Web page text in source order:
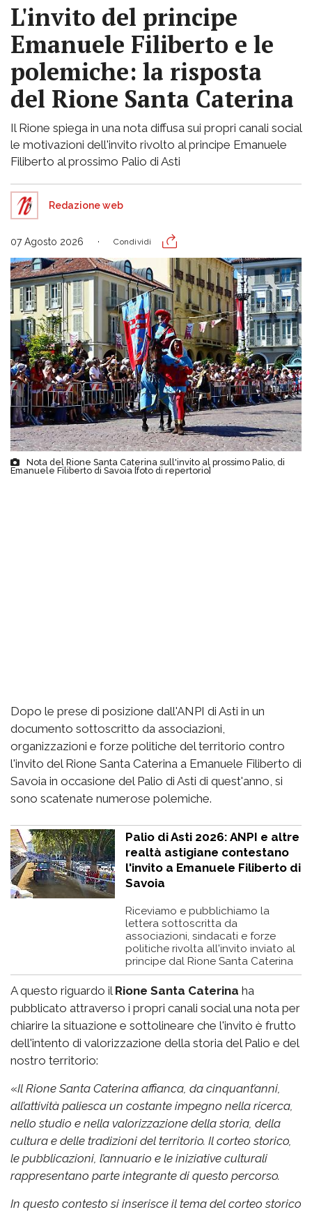
L'invito del principe
Emanuele Filiberto e le
polemiche: la risposta
del Rione Santa Caterina
Il Rione spiega in una nota diffusa sui propri canali social
le motivazioni dell'invito rivolto al principe Emanuele
Filiberto al prossimo Palio di Asti
Redazione web
07 Agosto 2026 Condividi
Nota del Rione Santa Caterina sull'invito al prossimo Palio, di
Emanuele Filiberto di Savoia [foto di repertorio]
Dopo le prese di posizione dall'ANPI di Asti in un
documento sottoscritto da associazioni,
organizzazioni e forze politiche del territorio contro
l'invito del Rione Santa Caterina a Emanuele Filiberto di
Savoia in occasione del Palio di Asti di quest'anno, si
sono scatenate numerose polemiche.
Palio di Asti 2026: ANPI e altre
realtà astigiane contestano
l'invito a Emanuele Filiberto di
Savoia
Riceviamo e pubblichiamo la
lettera sottoscritta da
associazioni, sindacati e forze
politiche rivolta all'invito inviato al
principe dal Rione Santa Caterina
A questo riguardo il Rione Santa Caterina ha
pubblicato attraverso i propri canali social una nota per
chiarire la situazione e sottolineare che l'invito è frutto
dell'intento di valorizzazione della storia del Palio e del
nostro territorio:
«Il Rione Santa Caterina affianca, da cinquant’anni,
all’attività paliesca un costante impegno nella ricerca,
nello studio e nella valorizzazione della storia, della
cultura e delle tradizioni del territorio. Il corteo storico,
le pubblicazioni, l’annuario e le iniziative culturali
rappresentano parte integrante di questo percorso.
In questo contesto si inserisce il tema del corteo storico